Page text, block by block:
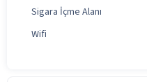
Sigara İçme Alanı
Wifi